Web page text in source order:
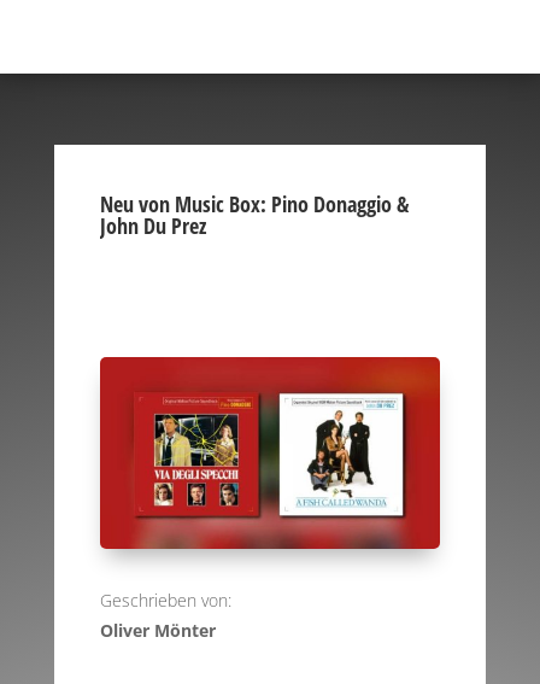
Neu von Music Box: Pino Donaggio &
John Du Prez
Geschrieben von:
Oliver Mönter